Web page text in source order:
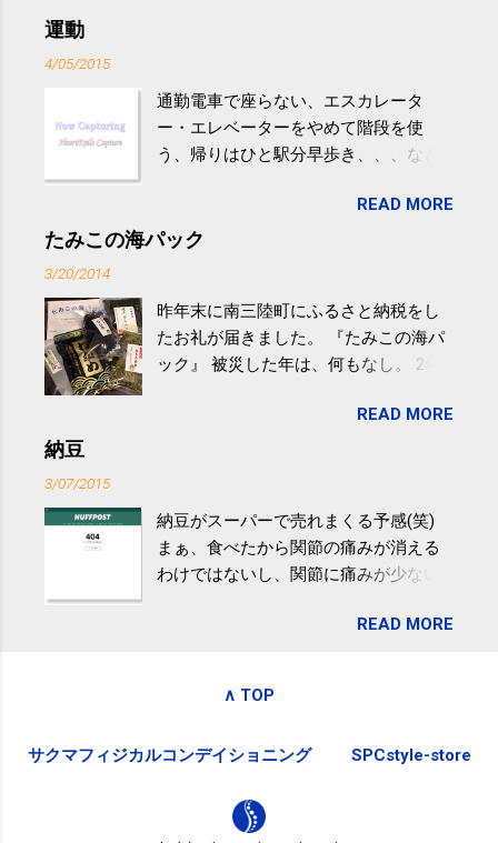
運動
4/05/2015
通勤電車で座らない、エスカレータ
ー・エレベーターをやめて階段を使
う、帰りはひと駅分早歩き、、、など
やすい。 スポーツウェア・シューズで
するものだけが運動ではない。 食べ
けると改善する、との結果を筑波大の
研究チームが発表した。改善が期待で
きるのは、過度の飲酒が原因ではない
減らなくても効果があるという。 正田
波大「減量しなくても効果」 - ニュー
ス - アピタル（医療・健康）
READ MORE
たみこの海パック
3/20/2014
昨年末に南三陸町にふるさと納税をし
たお礼が届きました。 『たみこの海パ
ック』 被災した年は、何もなし。 2年
が『たみこの海パック』。 ボランティ
全く考えていなかったので、貰えると
少しづつ復興してる感が伝わってきて
嬉しいです。 あと、ふるさと納税が節
ですが、節税になるほど稼げていない
READ MORE
納豆
3/07/2015
納豆がスーパーで売れまくる予感(笑)
まぁ、食べたから関節の痛みが消える
わけではないし、関節に痛みが少ない
ど。。 「関節の老化」は、「コンドロ
歳をピークにして、体内で作られる量
代の半分、60代ではそのさらに半分に
起こさないためには、食生活で「コン
READ MORE
∧ TOP
サクマフィジカルコンデイショニング SPCstyle-store